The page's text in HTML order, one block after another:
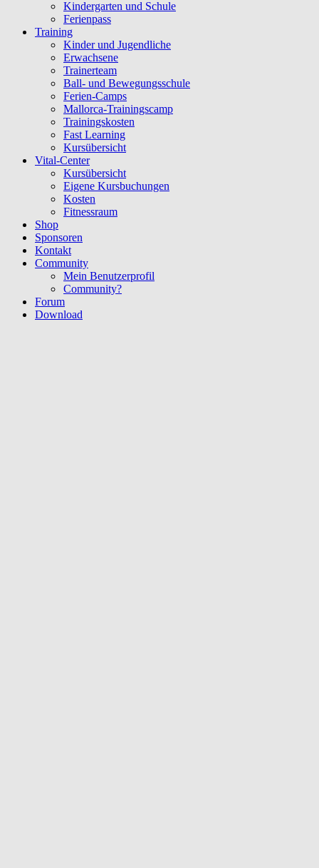
Kindergarten und Schule
Ferienpass
Training
Kinder und Jugendliche
Erwachsene
Trainerteam
Ball- und Bewegungsschule
Ferien-Camps
Mallorca-Trainingscamp
Trainingskosten
Fast Learning
Kursübersicht
Vital-Center
Kursübersicht
Eigene Kursbuchungen
Kosten
Fitnessraum
Shop
Sponsoren
Kontakt
Community
Mein Benutzerprofil
Community?
Forum
Download